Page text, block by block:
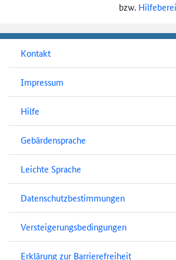
bzw.
Kontakt
Impressum
Hilfe
Gebärdensprache
Leichte Sprache
Datenschutzbestimmungen
Versteigerungsbedingungen
Erklärung zur Barrierefreiheit